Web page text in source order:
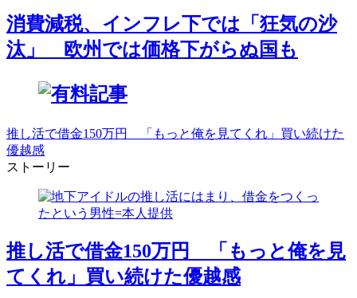
消費減税、インフレ下では「狂気の沙
汰」 欧州では価格下がらぬ国も
推し活で借金150万円 「もっと俺を見てくれ」買い続けた
優越感
ストーリー
推し活で借金150万円 「もっと俺を見
てくれ」買い続けた優越感